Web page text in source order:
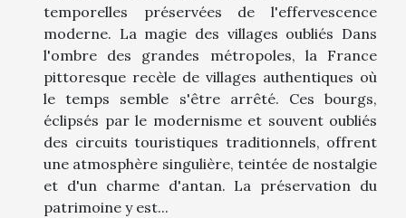
temporelles préservées de l'effervescence
moderne. La magie des villages oubliés Dans
l'ombre des grandes métropoles, la France
pittoresque recèle de villages authentiques où
le temps semble s'être arrêté. Ces bourgs,
éclipsés par le modernisme et souvent oubliés
des circuits touristiques traditionnels, offrent
une atmosphère singulière, teintée de nostalgie
et d'un charme d'antan. La préservation du
patrimoine y est...